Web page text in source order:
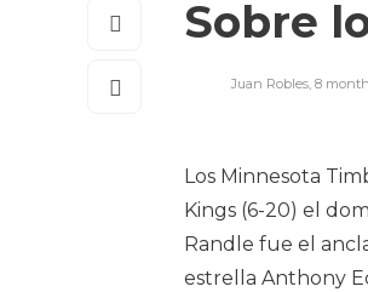
Sobre
Juan Robles, 8
Los Minnesota
Kings (6-20) el
Randle fue el
estrella Anthony